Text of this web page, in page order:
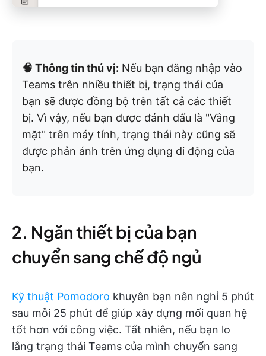
🧠 Thông tin thú vị: Nếu bạn đăng nhập vào
Teams trên nhiều thiết bị, trạng thái của
bạn sẽ được đồng bộ trên tất cả các thiết
bị. Vì vậy, nếu bạn được đánh dấu là "Vắng
mặt" trên máy tính, trạng thái này cũng sẽ
được phản ánh trên ứng dụng di động của
bạn.
2. Ngăn thiết bị của bạn
chuyển sang chế độ ngủ
Kỹ thuật Pomodoro khuyên bạn nên nghỉ 5 phút
sau mỗi 25 phút để giúp xây dựng mối quan hệ
tốt hơn với công việc. Tất nhiên, nếu bạn lo
lắng trạng thái Teams của mình chuyển sang